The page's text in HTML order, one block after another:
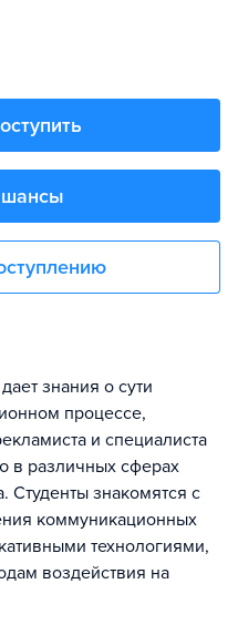
знания о сути
процессе,
и специалиста
в различных сферах
Студенты знакомятся с
коммуникационных
технологиями,
воздействия на